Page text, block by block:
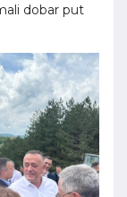
dobar put